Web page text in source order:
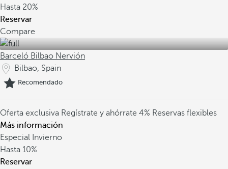
Hasta 20%
Reservar
Compare
Barceló Bilbao Nervión
Bilbao, Spain
Recomendado
Oferta exclusiva Regístrate y ahórrate 4% Reservas flexibles
Más información
Especial Invierno
Hasta 10%
Reservar